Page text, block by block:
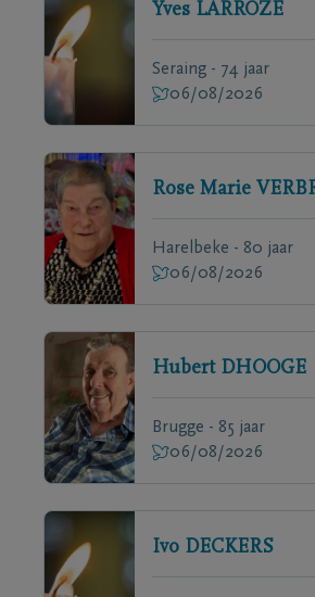
Yves LARROZE
Seraing - 74 jaar
06/08/2026
Rose Marie
Harelbeke - 80 jaar
06/08/2026
Hubert DHOOGE
Brugge - 85 jaar
06/08/2026
Ivo DECKERS